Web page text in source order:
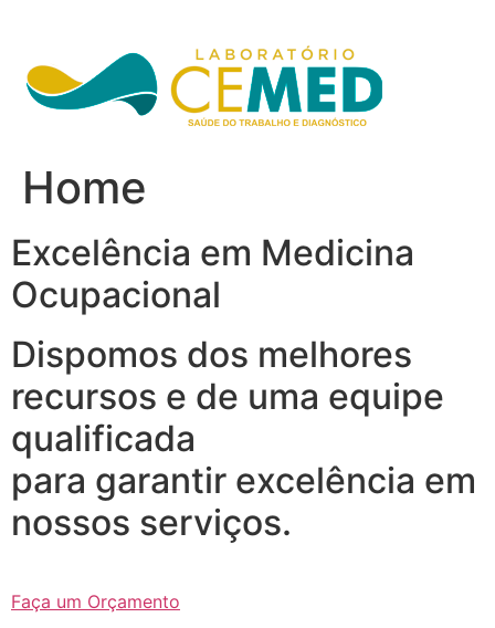
conteúdo
Home
Excelência em Medicina
Ocupacional
Dispomos dos melhores
recursos e de uma equipe
qualificada
para garantir excelência em
nossos serviços.
Faça um Orçamento